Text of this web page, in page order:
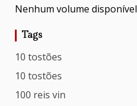
Nenhum volume disponível
Tags
10 tostões
10 tostões
100 reis vin